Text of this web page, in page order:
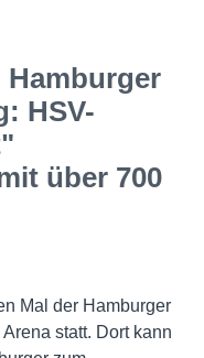
Hamburger
HSV-
über 700
Mal der Hamburger
statt. Dort kann